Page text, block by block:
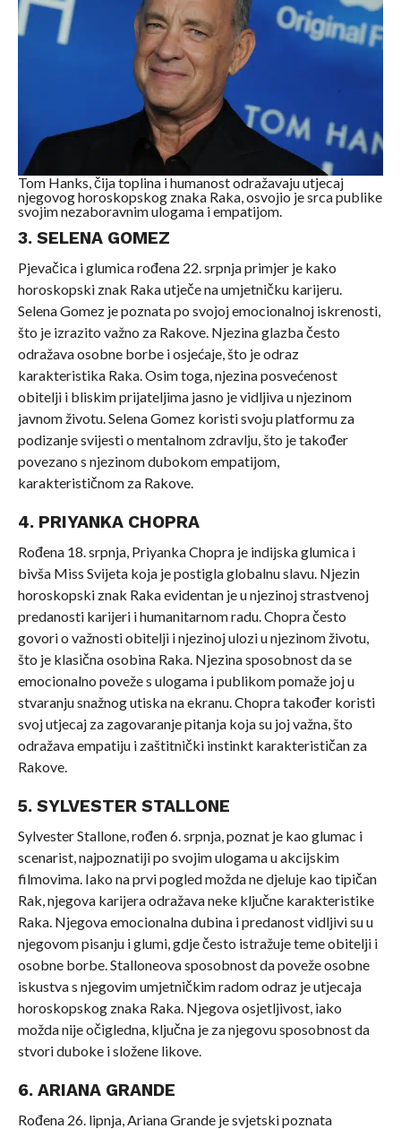
Tom Hanks, čija toplina i humanost odražavaju utjecaj
njegovog horoskopskog znaka Raka, osvojio je srca publike
svojim nezaboravnim ulogama i empatijom.
3. SELENA GOMEZ
Pjevačica i glumica rođena 22. srpnja primjer je kako
horoskopski znak Raka utječe na umjetničku karijeru.
Selena Gomez je poznata po svojoj emocionalnoj iskrenosti,
što je izrazito važno za Rakove. Njezina glazba često
odražava osobne borbe i osjećaje, što je odraz
karakteristika Raka. Osim toga, njezina posvećenost
obitelji i bliskim prijateljima jasno je vidljiva u njezinom
javnom životu. Selena Gomez koristi svoju platformu za
podizanje svijesti o mentalnom zdravlju, što je također
povezano s njezinom dubokom empatijom,
karakterističnom za Rakove.
4. PRIYANKA CHOPRA
Rođena 18. srpnja, Priyanka Chopra je indijska glumica i
bivša Miss Svijeta koja je postigla globalnu slavu. Njezin
horoskopski znak Raka evidentan je u njezinoj strastvenoj
predanosti karijeri i humanitarnom radu. Chopra često
govori o važnosti obitelji i njezinoj ulozi u njezinom životu,
što je klasična osobina Raka. Njezina sposobnost da se
emocionalno poveže s ulogama i publikom pomaže joj u
stvaranju snažnog utiska na ekranu. Chopra također koristi
svoj utjecaj za zagovaranje pitanja koja su joj važna, što
odražava empatiju i zaštitnički instinkt karakterističan za
Rakove.
5. SYLVESTER STALLONE
Sylvester Stallone, rođen 6. srpnja, poznat je kao glumac i
scenarist, najpoznatiji po svojim ulogama u akcijskim
filmovima. Iako na prvi pogled možda ne djeluje kao tipičan
Rak, njegova karijera odražava neke ključne karakteristike
Raka. Njegova emocionalna dubina i predanost vidljivi su u
njegovom pisanju i glumi, gdje često istražuje teme obitelji i
osobne borbe. Stalloneova sposobnost da poveže osobne
iskustva s njegovim umjetničkim radom odraz je utjecaja
horoskopskog znaka Raka. Njegova osjetljivost, iako
možda nije očigledna, ključna je za njegovu sposobnost da
stvori duboke i složene likove.
6. ARIANA GRANDE
Rođena 26. lipnja, Ariana Grande je svjetski poznata